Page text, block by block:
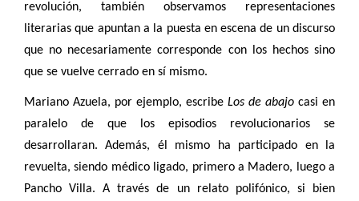
revolución, también observamos representaciones
literarias que apuntan a la puesta en escena de un discurso
que no necesariamente corresponde con los hechos sino
que se vuelve cerrado en sí mismo.
Mariano Azuela, por ejemplo, escribe Los de abajo casi en
paralelo de que los episodios revolucionarios se
desarrollaran. Además, él mismo ha participado en la
revuelta, siendo médico ligado, primero a Madero, luego a
Pancho Villa. A través de un relato polifónico, si bien